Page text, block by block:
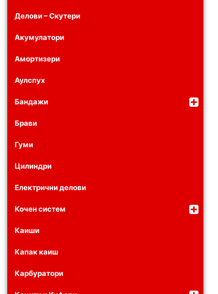
Делови – Скутери
Акумулатори
Амортизери
Аулспух
Бандажи
Брави
Гуми
Цилиндри
Електрични делови
Кочен систем
Каиши
Капак каиш
Карбуратори